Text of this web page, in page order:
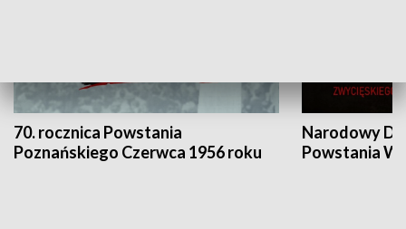
70. rocznica Powstania
Poznańskiego Czerwca 1956 roku
Narodowy
Powstania